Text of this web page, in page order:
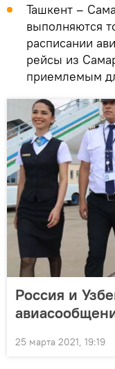
Ташкент –
выполняются
расписании
рейсы из
приемлемым
Россия и
25 марта 2021, 19:19